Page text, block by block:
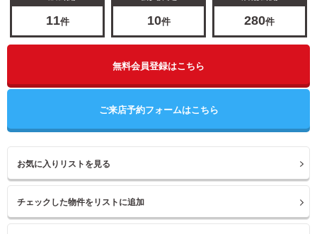
11件 10件 280件
無料会員登録はこちら
ご来店予約フォームはこちら
お気に入りリストを見る